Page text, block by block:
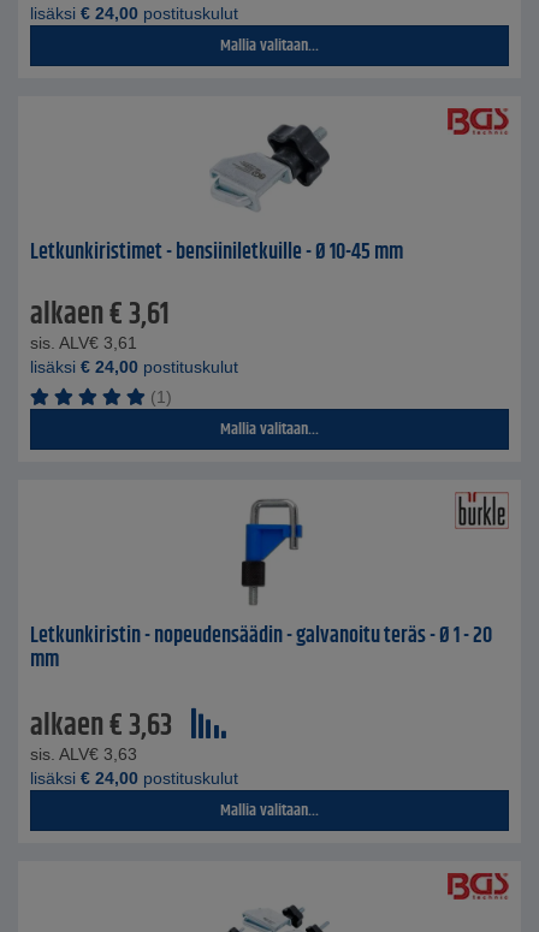
lisäksi € 24,00 postituskulut
Mallia valitaan...
Letkunkiristimet - bensiiniletkuille - Ø 10-45 mm
alkaen€3,61
sis. ALV€ 3,61
lisäksi € 24,00 postituskulut
(1)
Mallia valitaan...
Letkunkiristin - nopeudensäädin - galvanoitu teräs - Ø 1 - 20
mm
alkaen€3,63
sis. ALV€ 3,63
lisäksi € 24,00 postituskulut
Mallia valitaan...